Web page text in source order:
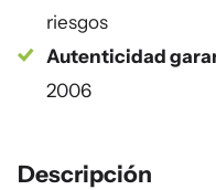
riesgos
Autenticidad
2006
Descripción